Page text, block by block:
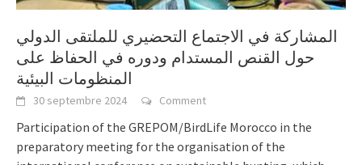
المشاركة في الاجتماع التحضيري للملتقى الدولي
حول القنص المستدام ودوره في الحفاظ على
المنظومات البيئية
30 septembre 2024 Comment
Participation of the GREPOM/BirdLife Morocco in the
preparatory meeting for the organisation of the